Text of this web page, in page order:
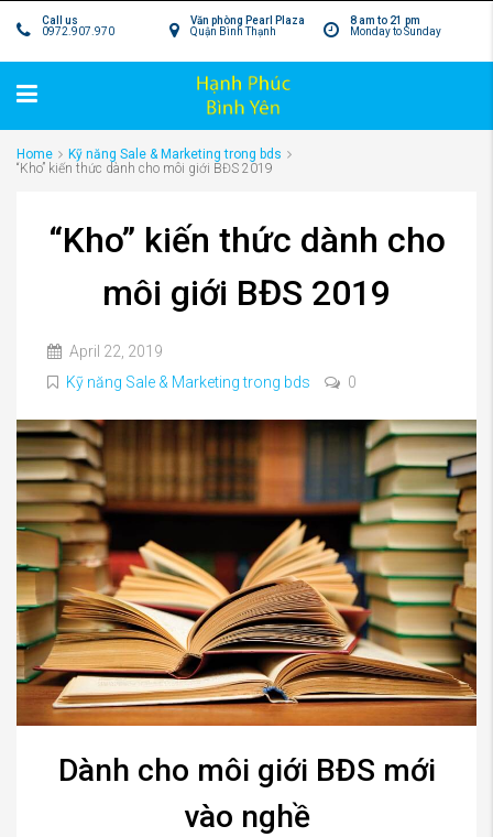
8 am to 21 pm
Monday to Sunday
Văn phòng Pearl Plaza
Quận Bình Thạnh
Call us
0972.907.970
Home
Kỹ năng Sale & Marketing trong bds
“Kho” kiến thức dành cho môi giới BĐS 2019
“Kho” kiến thức dành cho
môi giới BĐS 2019
April 22, 2019
Kỹ năng Sale & Marketing trong bds
0
Dành cho môi giới BĐS mới
vào nghề